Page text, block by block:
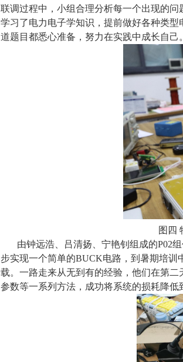
联调过程中，小组合理分析每一个出现的
学习了电力电子学知识，提前做好各种类型
道题目都悉心准备，努力在实践中成长自己
图四
由钟远浩、吕清扬、宁艳钊组成的P02
步实现一个简单的BUCK电路，到暑期培训
载。一路走来从无到有的经验，他们在第
参数等一系列方法，成功将系统的损耗降低